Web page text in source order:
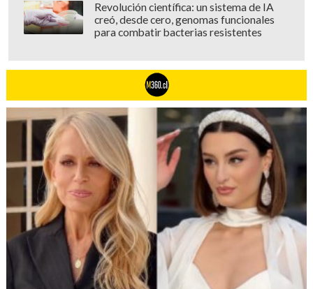
Revolución científica: un sistema de IA
creó, desde cero, genomas funcionales
para combatir bacterias resistentes